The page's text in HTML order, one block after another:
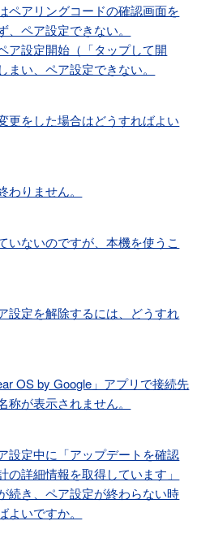
ペアリングコードの確認画面を
ペア設定できない。
ア設定開始（「タップして開
い、ペア設定できない。
更をした場合はどうすればよい
りません。
いないのですが、本機を使うこ
設定を解除するには、どうすれ
OS by Google」アプリで接続先
が表示されません。
設定中に「アップデートを確認
の詳細情報を取得しています」
続き、ペア設定が終わらない時
いですか。